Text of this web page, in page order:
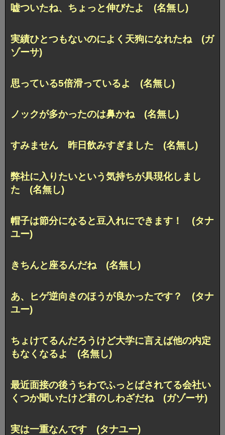
嘘ついたね、ちょっと伸びたよ (名無し)
実績ひとつもないのによく天狗になれたね (ガ
ゾーサ)
思っている5倍滑っているよ (名無し)
ノックが多かったのは鼻かね (名無し)
すみません 昨日飲みすぎました (名無し)
弊社に入りたいという気持ちが具現化しまし
た (名無し)
帽子は節分になると豆入れにできます！ (タナ
ユー)
きちんと座るんだね (名無し)
あ、ヒゲ逆向きのほうが良かったです？ (タナ
ユー)
ちょけてるんだろうけど大学に言えば他の内定
もなくなるよ (名無し)
最近面接の後うちわでふっとばされてる会社い
くつか聞いたけど君のしわざだね (ガゾーサ)
実は一重なんです (タナユー)